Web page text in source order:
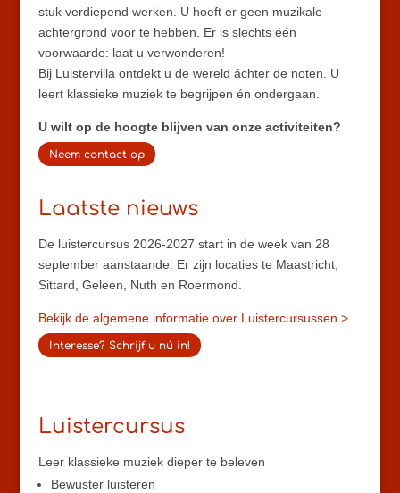
stuk verdiepend werken. U hoeft er geen muzikale
achtergrond voor te hebben. Er is slechts één
voorwaarde: laat u verwonderen!
Bij Luistervilla ontdekt u de wereld áchter de noten. U
leert klassieke muziek te begrijpen én ondergaan.
U wilt op de hoogte blijven van onze activiteiten?
Neem contact op
Laatste nieuws
De luistercursus 2026-2027 start in de week van 28
september aanstaande. Er zijn locaties te Maastricht,
Sittard, Geleen, Nuth en Roermond.
Bekijk de algemene informatie over Luistercursussen >
Interesse? Schrijf u nú in!
Luistercursus
Leer klassieke muziek dieper te beleven
Bewuster luisteren